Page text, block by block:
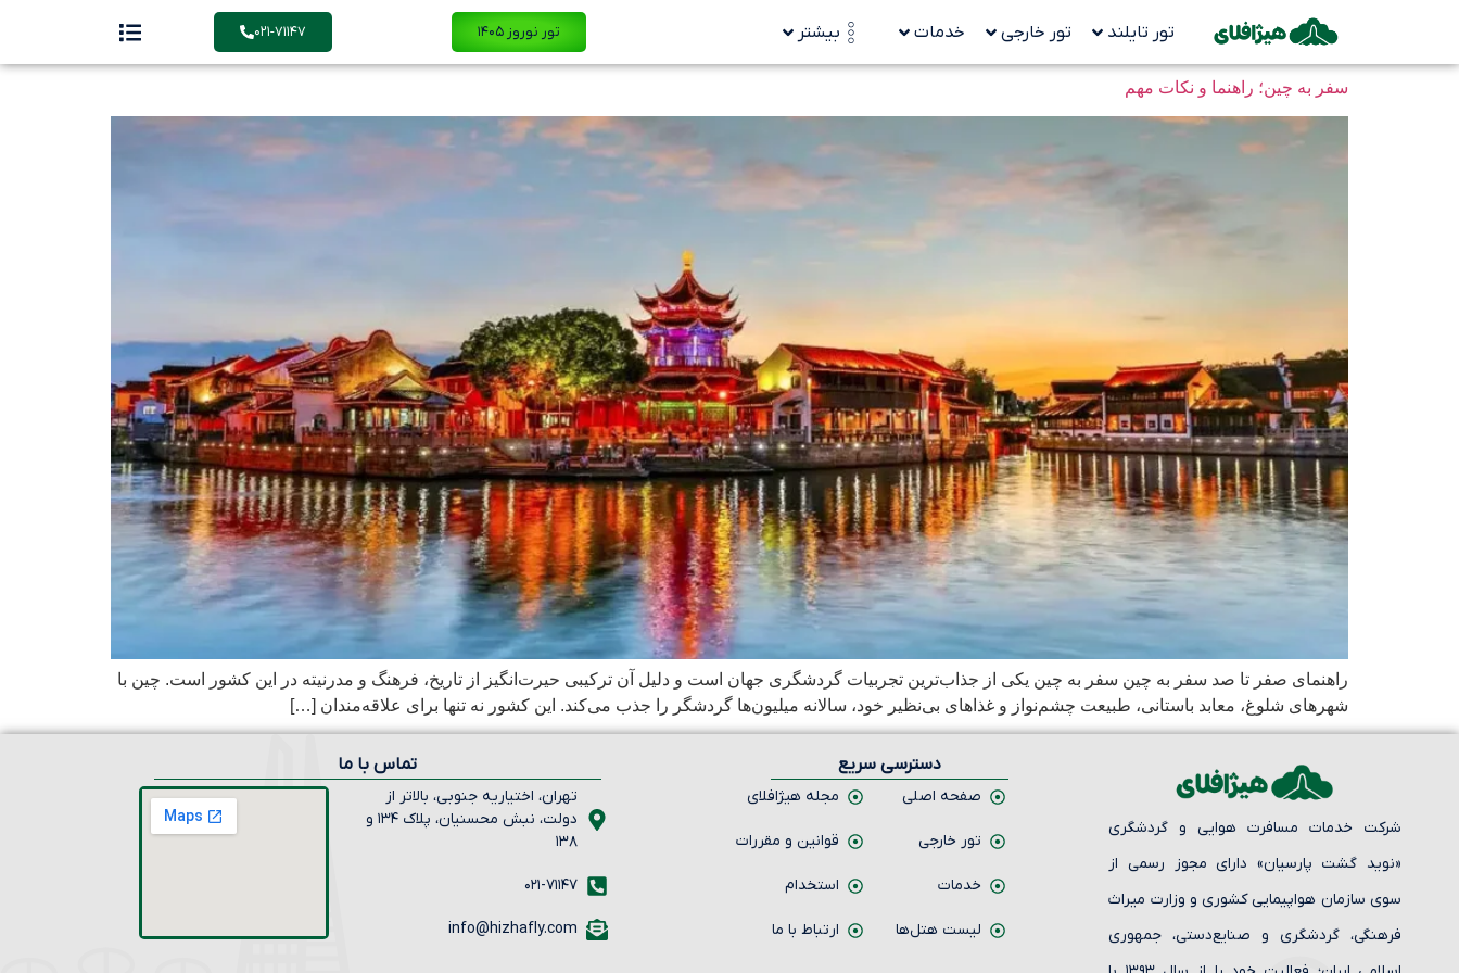
تور تایلند تور خارجی خدمات بیشتر تور نوروز ۱۴۰۵ ۰۲۱-۷۱۱۴۷
سفر به چین؛ راهنما و نکات مهم
راهنمای صفر تا صد سفر به چین سفر به چین یکی از جذاب‌ترین تجربیات گردشگری جهان است و دلیل آن ترکیبی حیرت‌انگیز از تاریخ، فرهنگ و مدرنیته در این کشور است. چین با
شهرهای شلوغ، معابد باستانی، طبیعت چشم‌نواز و غذاهای بی‌نظیر خود، سالانه میلیون‌ها گردشگر را جذب می‌کند. این کشور نه تنها برای علاقه‌مندان […]
شرکت خدمات مسافرت هوایی و گردشگری
«نوید گشت پارسیان» دارای مجوز رسمی از
سوی سازمان هواپیمایی کشوری و وزارت میراث
فرهنگی، گردشگری و صنایع‌دستی، جمهوری
دسترسی سریع
صفحه اصلی
تور خارجی
خدمات
لیست هتل‌ها
مجله هیژافلای
قوانین و مقررات
استخدام
ارتباط با ما
تماس با ما
تهران، اختیاریه جنوبی، بالاتر از
دولت، نبش محسنیان، پلاک ۱۳۴ و
۱۳۸
۰۲۱-۷۱۱۴۷
info@hizhafly.com